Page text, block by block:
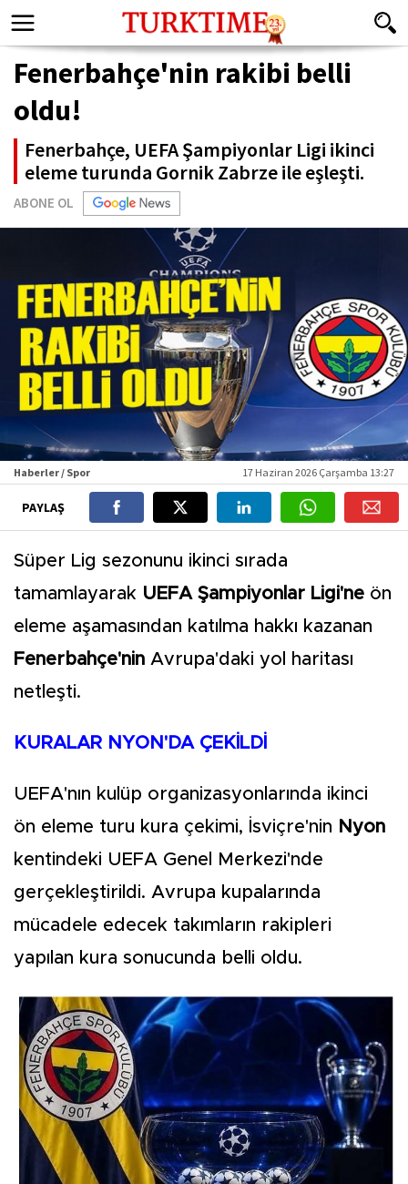
Fenerbahçe'nin rakibi belli
oldu!
Fenerbahçe, UEFA Şampiyonlar Ligi ikinci
eleme turunda Gornik Zabrze ile eşleşti.
ABONE OL
Haberler / Spor 17 Haziran 2026 Çarşamba 13:27
PAYLAŞ
Süper Lig sezonunu ikinci sırada
tamamlayarak UEFA Şampiyonlar Ligi'ne ön
eleme aşamasından katılma hakkı kazanan
Fenerbahçe'nin Avrupa'daki yol haritası
netleşti.
KURALAR NYON'DA ÇEKİLDİ
UEFA'nın kulüp organizasyonlarında ikinci
ön eleme turu kura çekimi, İsviçre'nin Nyon
kentindeki UEFA Genel Merkezi'nde
gerçekleştirildi. Avrupa kupalarında
mücadele edecek takımların rakipleri
yapılan kura sonucunda belli oldu.